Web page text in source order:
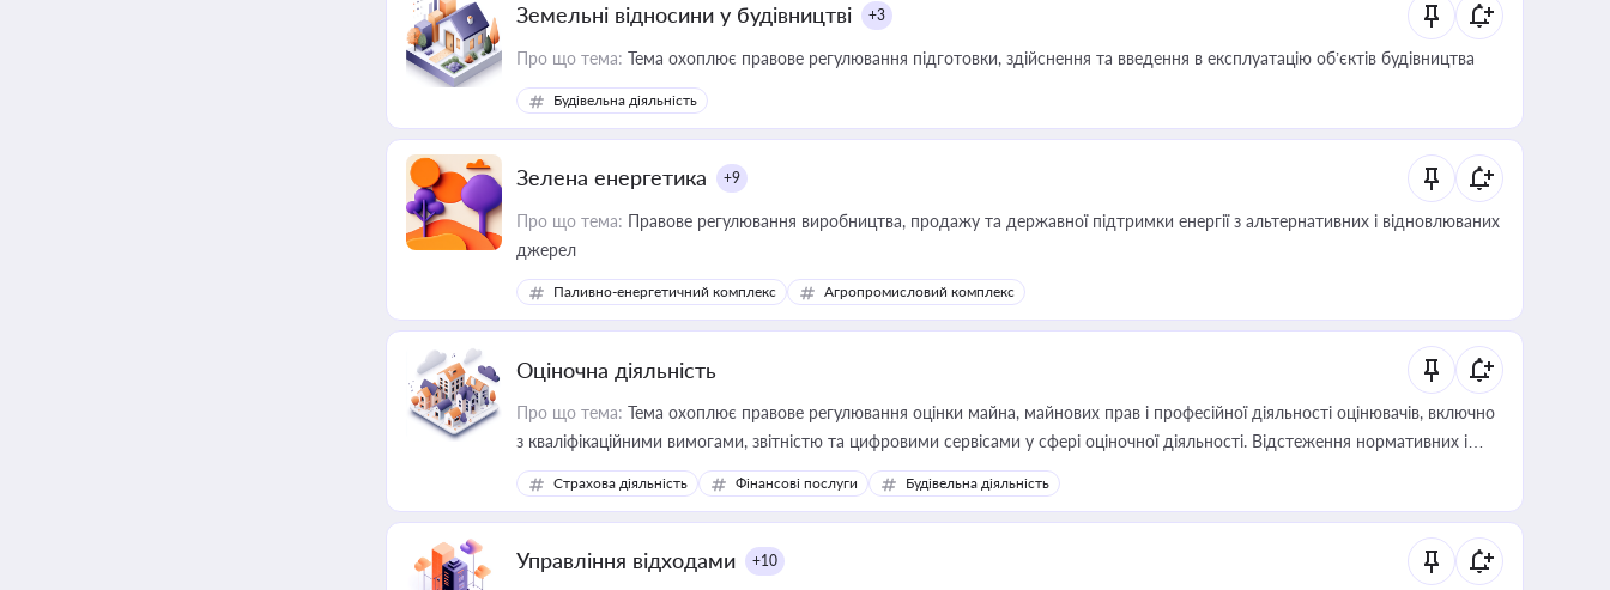
Земельні відносини у будівництві +3
Про що тема: Тема охоплює правове регулювання підготовки, здійснення та введення в експлуатацію об’єктів будівництва
Будівельна діяльність
Зелена енергетика +9
Про що тема: Правове регулювання виробництва, продажу та державної підтримки енергії з альтернативних і відновлюваних
джерел
Паливно-енергетичний комплекс Агропромисловий комплекс
Оціночна діяльність
Про що тема: Тема охоплює правове регулювання оцінки майна, майнових прав і професійної діяльності оцінювачів, включно
з кваліфікаційними вимогами, звітністю та цифровими сервісами у сфері оціночної діяльності. Відстеження нормативних і
медійних змін у цій сфері корисне для власника бізнесу, керівника, юриста або бухгалтера під час оподаткування,
приватизації, оренди державного майна, корпоративних угод і перевірки статусу суб'єктів оціночної діяльності
Страхова діяльність Фінансові послуги Будівельна діяльність
Управління відходами +10